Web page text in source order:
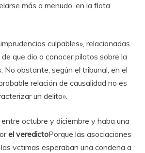
más a menudo, en la flota
culpables», relacionadas
que dio a conocer pilotos sobre la
No obstante, según el tribunal, en el
relación de causalidad no es
un delito».
entre octubre y diciembre y haba una
el veredictoPorque las asociaciones
vctimas esperaban una condena a